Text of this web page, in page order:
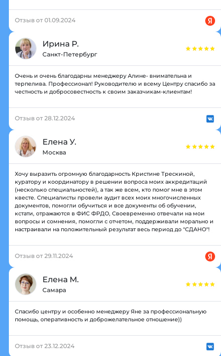
Отзыв от 01.09.2024
Ирина Р.
Санкт-Петербург
Очень и очень благодарны менеджеру Алине- внимательна и
терпелива. Профессионал! Руководителю и всему Центру спасибо за
честность и добросовестность к своим заказчикам-клиентам!
Отзыв от 28.12.2024
Елена У.
Москва
Хочу выразить огромную благодарность Кристине Трескиной,
куратору и координатору в решении вопроса моих аккредитаций
(несколько специальностей), а так же всем, кто помог мне в этом
квесте. Специалисты провели аудит всех моих многочисленных
документов, помогли обучиться и все документы об обучении,
кстати, отражаются в ФИС ФРДО, Своевременно отвечали на мои
вопросы и сомнения, помогли с отчетом, поддерживали морально и
настраивали на положительный результат весь период до "СДАНО"!
Отзыв от 29.11.2024
Елена М.
Самара
Спасибо центру и особенно менеджеру Яне за профессиональную
помощь, оперативность и доброжелательное отношение))
Отзыв от 23.12.2024